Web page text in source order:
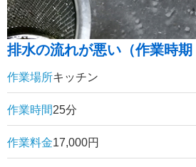
排水の流れが悪い（作業時期
作業場所キッチン
作業時間25分
作業料金17,000円